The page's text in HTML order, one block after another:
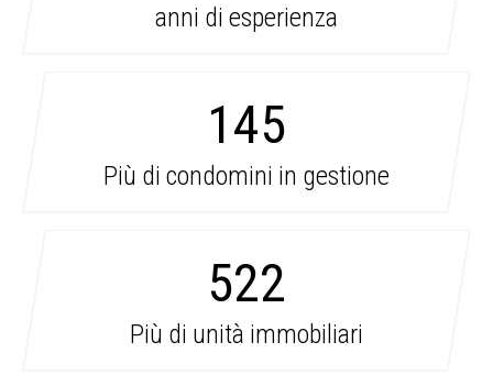
anni di esperienza
145
Più di condomini in gestione
546
Più di unità immobiliari